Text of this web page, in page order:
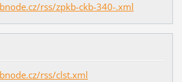
rss/zpkb-ckb-340-.xml
rss/clst.xml